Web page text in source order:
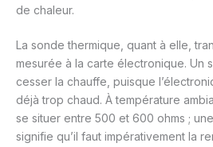
de chaleur.
La sonde thermique, quant à elle,
mesurée à la carte électronique. Un
cesser la chauffe, puisque
déjà trop chaud. À température
se situer entre 500 et 600 ohms ;
signifie qu’il faut impérativement la